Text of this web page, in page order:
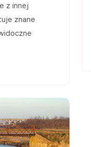
z innej
znane